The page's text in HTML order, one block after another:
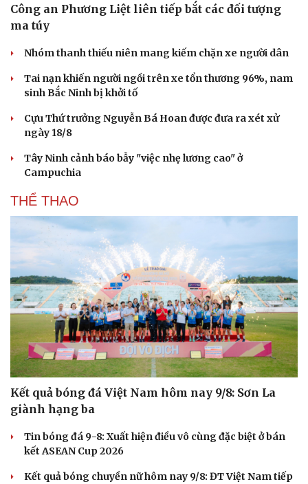
Cải chính
Công an Phương Liệt liên tiếp bắt các đối tượng
ma túy
Nhóm thanh thiếu niên mang kiếm chặn xe người dân
Tai nạn khiến người ngồi trên xe tổn thương 96%, nam
sinh Bắc Ninh bị khởi tố
Cựu Thứ trưởng Nguyễn Bá Hoan được đưa ra xét xử
ngày 18/8
Tây Ninh cảnh báo bẫy "việc nhẹ lương cao" ở
Campuchia
THỂ THAO
Kết quả bóng đá Việt Nam hôm nay 9/8: Sơn La
giành hạng ba
Tin bóng đá 9-8: Xuất hiện điều vô cùng đặc biệt ở bán
kết ASEAN Cup 2026
Kết quả bóng chuyền nữ hôm nay 9/8: ĐT Việt Nam tiếp